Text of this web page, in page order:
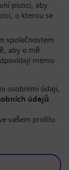
pozici, aby
o kterou se
společnostem
aby o mě
mému
osobními údaji,
údajů.
vašem profilu